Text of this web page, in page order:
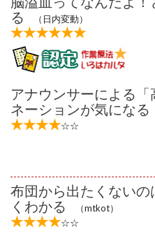
る
（日内変動）
★★★★★★
アナウンサーによる
ネーションが気になる
★★★★☆☆
布団から出たくないの
くわかる
（mtkot）
★★★★☆☆